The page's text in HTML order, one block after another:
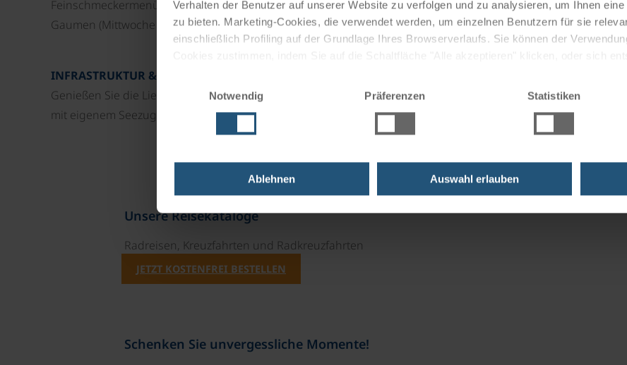
Verhalten der Benutzer auf unserer Website zu verfolgen und zu analysieren, um Ihnen
zu bieten. Marketing-Cookies, die verwendet werden, um einzelnen Benutzern für sie
einschließlich Profiling auf der Grundlage Ihres Browserverlaufs. Sie können der
Impressum Datenschutz
Einwilligungsauswahl
Notwendig
Präferenzen Statistiken
Ablehnen Auswahl erlauben
Feinschmeckermenü bietet die mediterran inspirierte Küche kulinarische Genüsse für den verwöhnten
Gaumen (Mittwoche & Donnerstag Ruhetage).
INFRASTRUKTUR & WELLNESS:
Genießen Sie die Liegewiese sowie den beheizten Outdoor-Pool (11 x 5 m). Mit der schönen Lage des Hauses
mit eigenem Seezugang leistet das Hotel seinen Beitrag zu einem erholsamen Urlaub.
Unsere Reisekataloge
Radreisen, Kreuzfahrten und Radkreuzfahrten
JETZT KOSTENFREI BESTELLEN
Schenken Sie unvergessliche Momente!